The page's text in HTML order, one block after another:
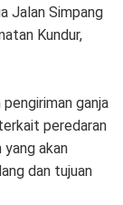
Jalan Simpang
Kundur,
ganja
peredaran
yang akan
dan tujuan